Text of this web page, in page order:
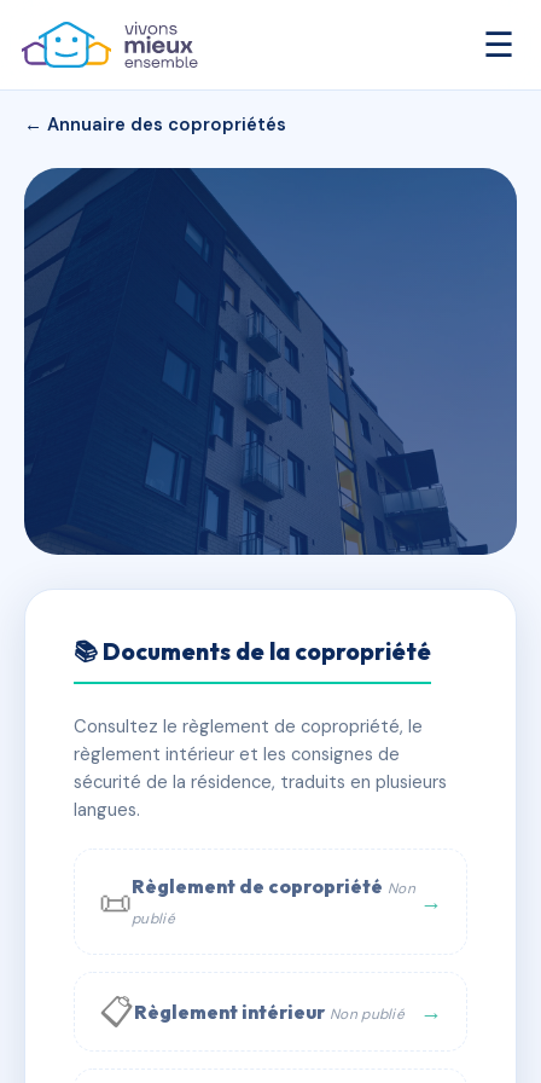
☰
← Annuaire des copropriétés
LE DUNE
✓ Immatriculée 🏠 13 lots 🏗 1 bâtiment(s)
📞 Contacter Syndic Digital
📚 Documents de la copropriété
Consultez le règlement de copropriété, le
règlement intérieur et les consignes de
sécurité de la résidence, traduits en plusieurs
langues.
📜Règlement de copropriété Non
publié
→
📋Règlement intérieur Non publié →